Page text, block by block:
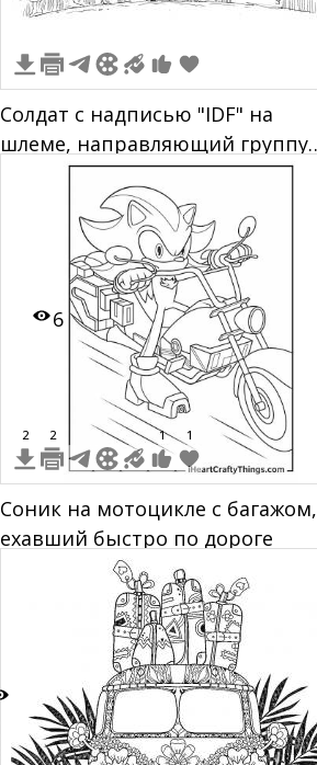
Солдат с надписью "IDF" на
шлеме, направляющий группу
людей с багажом в ворота с
барbed wire и табличкой на
немецком языке, надпись
"Deporation to Gaza Ghetto"
6
2 2 1 1
Соник на мотоцикле с багажом,
ехавший быстро по дороге